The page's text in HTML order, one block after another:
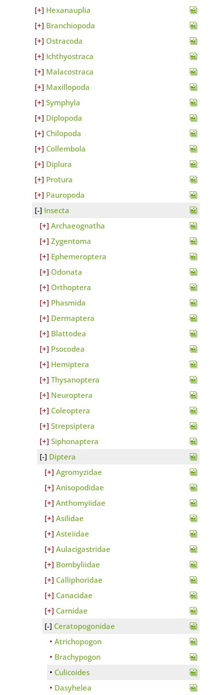
Hexanauplia
Branchiopoda
Ostracoda
Ichthyostraca
Malacostraca
Maxillopoda
Symphyla
Diplopoda
Chilopoda
Collembola
Diplura
Protura
Pauropoda
Insecta
Archaeognatha
Zygentoma
Ephemeroptera
Odonata
Orthoptera
Phasmida
Dermaptera
Blattodea
Psocodea
Hemiptera
Thysanoptera
Neuroptera
Coleoptera
Strepsiptera
Siphonaptera
Diptera
Agromyzidae
Anisopodidae
Anthomyiidae
Asilidae
Asteiidae
Aulacigastridae
Bombyliidae
Calliphoridae
Canacidae
Carnidae
Ceratopogonidae
Atrichopogon
Brachypogon
Culicoides
Dasyhelea